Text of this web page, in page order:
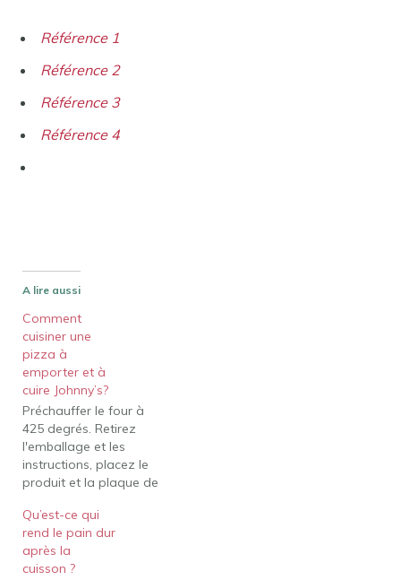
Référence 1
Référence 2
Référence 3
Référence 4
A lire aussi
Comment
cuisiner une
pizza à
emporter et à
cuire Johnny’s?
Préchauffer le four à
425 degrés. Retirez
l'emballage et les
instructions, placez le
produit et la plaque de
l'accompagne sur la grille
centrale du four. Vérifier
le produit après 10
minutes. Si de grosses
Qu’est-ce qui
rend le pain dur
après la
cuisson ?